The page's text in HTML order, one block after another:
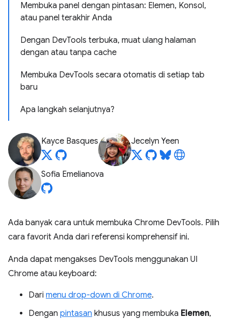
Membuka panel dengan pintasan: Elemen, Konsol,
atau panel terakhir Anda
Dengan DevTools terbuka, muat ulang halaman
dengan atau tanpa cache
Membuka DevTools secara otomatis di setiap tab
baru
Apa langkah selanjutnya?
Kayce Basques Jecelyn Yeen
Sofia Emelianova
Ada banyak cara untuk membuka Chrome DevTools. Pilih
cara favorit Anda dari referensi komprehensif ini.
Anda dapat mengakses DevTools menggunakan UI
Chrome atau keyboard:
Dari menu drop-down di Chrome.
Dengan pintasan khusus yang membuka Elemen,